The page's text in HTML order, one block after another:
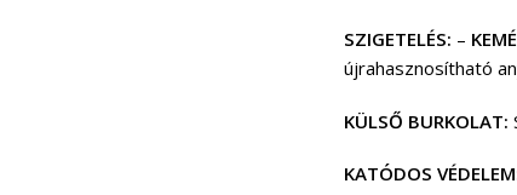
SZIGETELÉS: –
újrahasznosítható
KÜLSŐ BURKOLAT:
KATÓDOS